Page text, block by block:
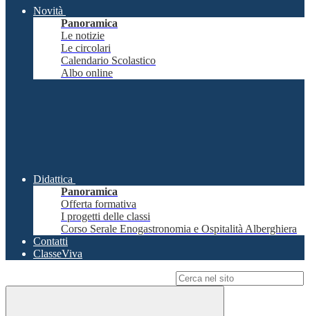
Novità
Panoramica
Le notizie
Le circolari
Calendario Scolastico
Albo online
Didattica
Panoramica
Offerta formativa
I progetti delle classi
Corso Serale Enogastronomia e Ospitalità Alberghiera
Contatti
ClasseViva